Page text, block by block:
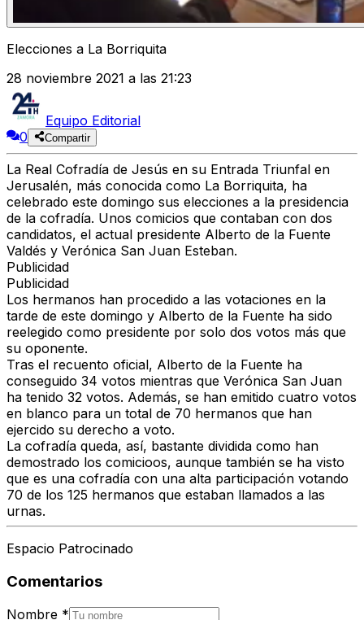
Elecciones a La Borriquita
28 noviembre 2021 a las 21:23
Equipo Editorial
0
Compartir
La Real Cofradía de Jesús en su Entrada Triunfal en
Jerusalén, más conocida como La Borriquita, ha
celebrado este domingo sus elecciones a la presidencia
de la cofradía. Unos comicios que contaban con dos
candidatos, el actual presidente Alberto de la Fuente
Valdés y Verónica San Juan Esteban.
Publicidad
Publicidad
Los hermanos han procedido a las votaciones en la
tarde de este domingo y Alberto de la Fuente ha sido
reelegido como presidente por solo dos votos más que
su oponente.
Tras el recuento oficial, Alberto de la Fuente ha
conseguido 34 votos mientras que Verónica San Juan
ha tenido 32 votos. Además, se han emitido cuatro votos
en blanco para un total de 70 hermanos que han
ejercido su derecho a voto.
La cofradía queda, así, bastante dividida como han
demostrado los comicioos, aunque también se ha visto
que es una cofradía con una alta participación votando
70 de los 125 hermanos que estaban llamados a las
urnas.
Espacio Patrocinado
Comentarios
Nombre *